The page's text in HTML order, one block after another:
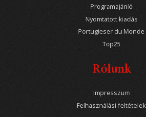
Programajánló
Nyomtatott kiadás
Portugieser du Monde
Top25
Rólunk
Impresszum
Felhasználási feltételek